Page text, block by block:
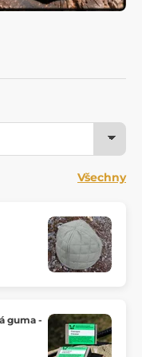
Všechny
guma -